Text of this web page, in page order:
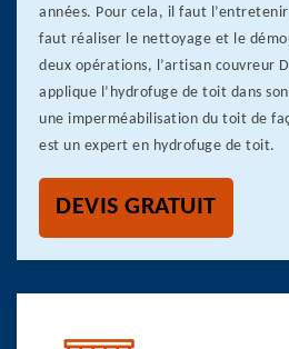
années. Pour cela, il faut
faut réaliser le nettoyage et le
deux opérations, l’artisan couvreur
applique l’hydrofuge de toit dans
une imperméabilisation du toit de
est un expert en hydrofuge de toit.
DEVIS GRATUIT